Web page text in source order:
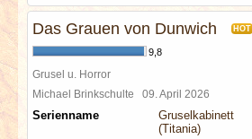
Das Grauen von Dunwich HOT
9,8
Grusel u. Horror
Michael Brinkschulte 09. April 2026
Serienname
Gruselkabinett
(Titania)